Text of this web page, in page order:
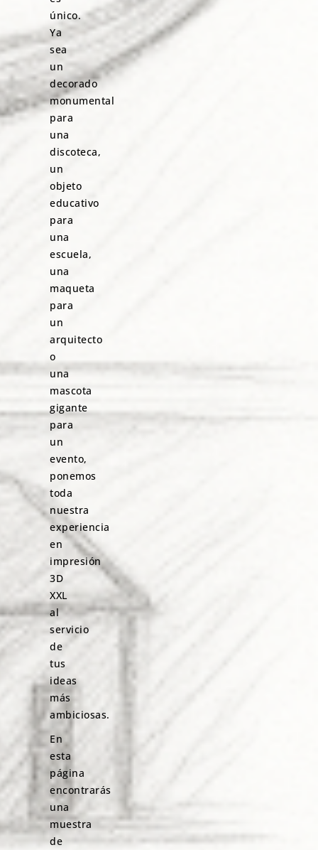
único.
Ya
sea
un
decorado
monumental
para
una
discoteca,
un
objeto
educativo
para
una
escuela,
una
maqueta
para
un
arquitecto
o
una
mascota
gigante
para
un
evento,
ponemos
toda
nuestra
experiencia
en
impresión
3D
XXL
al
servicio
de
tus
ideas
más
ambiciosas.
En
esta
página
encontrarás
una
muestra
de